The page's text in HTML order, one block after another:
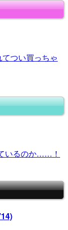
つい買っちゃ
いるのか……！